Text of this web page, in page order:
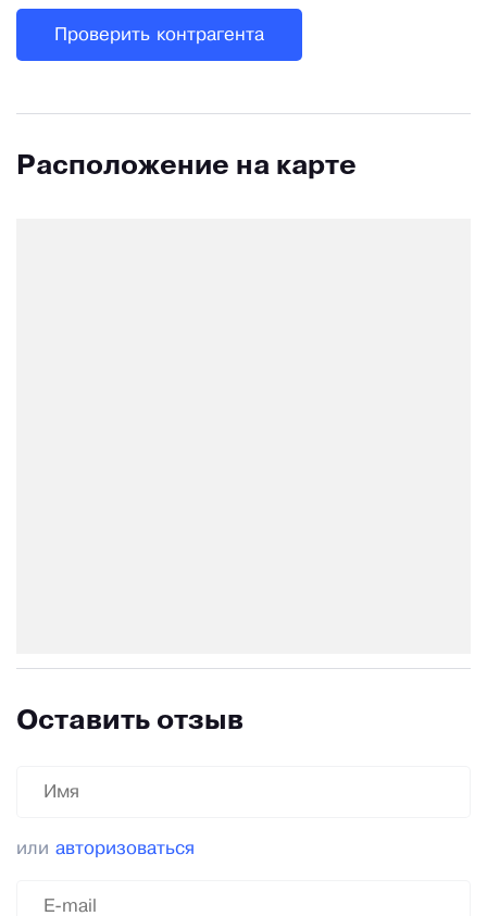
Проверить контрагента
Расположение на карте
Оставить отзыв
или авторизоваться